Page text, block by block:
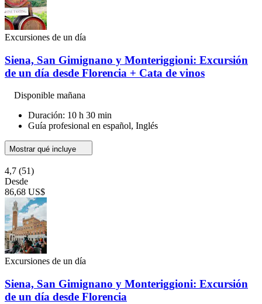
Excursiones de un día
Siena, San Gimignano y Monteriggioni: Excursión
de un día desde Florencia + Cata de vinos
Disponible mañana
Duración: 10 h 30 min
Guía profesional en español, Inglés
Mostrar qué incluye
4,7 (51)
Desde
86,68 US$
Excursiones de un día
Siena, San Gimignano y Monteriggioni: Excursión
de un día desde Florencia